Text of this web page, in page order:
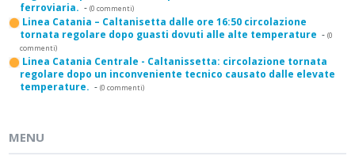
ferroviaria. - (0 commenti)
Linea Catania – Caltanisetta dalle ore 16:50 circolazione
tornata regolare dopo guasti dovuti alle alte temperature - (0
commenti)
Linea Catania Centrale - Caltanissetta: circolazione tornata
regolare dopo un inconveniente tecnico causato dalle elevate
temperature. - (0 commenti)
MENU